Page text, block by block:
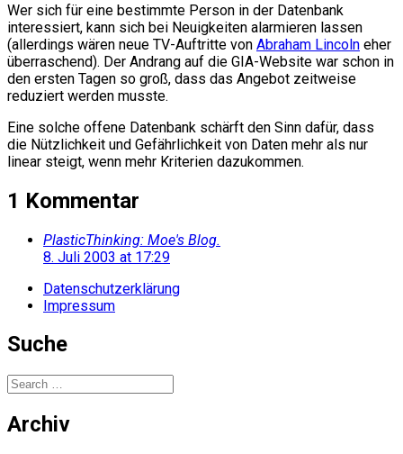
Wer sich für eine bestimmte Person in der Datenbank
interessiert, kann sich bei Neuigkeiten alarmieren lassen
(allerdings wären neue TV-Auftritte von Abraham Lincoln eher
überraschend). Der Andrang auf die GIA-Website war schon in
den ersten Tagen so groß, dass das Angebot zeitweise
reduziert werden musste.
Eine solche offene Datenbank schärft den Sinn dafür, dass
die Nützlichkeit und Gefährlichkeit von Daten mehr als nur
linear steigt, wenn mehr Kriterien dazukommen.
1 Kommentar
PlasticThinking: Moe's Blog.
8. Juli 2003 at 17:29
Datenschutzerklärung
Impressum
Suche
Search
Archiv